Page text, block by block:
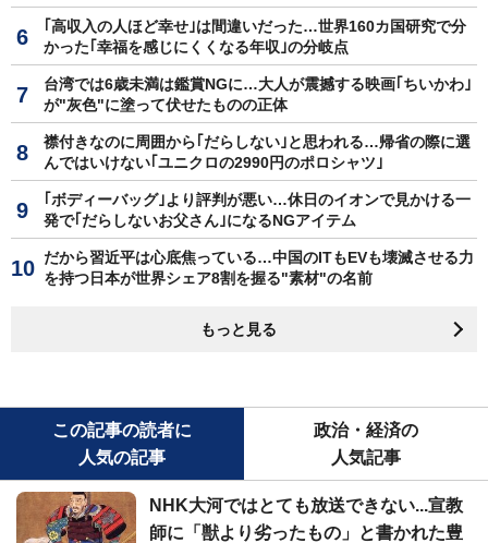
｢高収入の人ほど幸せ｣は間違いだった…世界160カ国研究で分
かった｢幸福を感じにくくなる年収｣の分岐点
台湾では6歳未満は鑑賞NGに…大人が震撼する映画｢ちいかわ｣
が"灰色"に塗って伏せたものの正体
襟付きなのに周囲から｢だらしない｣と思われる…帰省の際に選
んではいけない｢ユニクロの2990円のポロシャツ｣
｢ボディーバッグ｣より評判が悪い…休日のイオンで見かける一
発で｢だらしないお父さん｣になるNGアイテム
だから習近平は心底焦っている…中国のITもEVも壊滅させる力
を持つ日本が世界シェア8割を握る"素材"の名前
もっと見る
この記事の読者に
人気の記事
政治・経済の
人気記事
NHK大河ではとても放送できない...宣教
師に「獣より劣ったもの」と書かれた豊